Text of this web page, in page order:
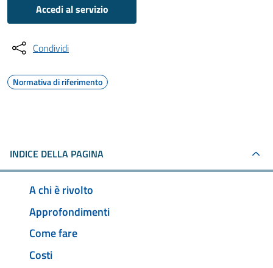
Accedi al servizio
Condividi
Normativa di riferimento
INDICE DELLA PAGINA
A chi è rivolto
Approfondimenti
Come fare
Costi